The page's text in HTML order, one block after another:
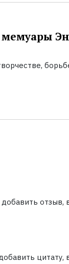
мемуары
отзыв,
цитату,